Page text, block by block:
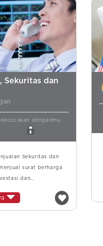
Sekuritas dan
Kecocokan denganmu
Sekuritas dan
surat berharga
dan…